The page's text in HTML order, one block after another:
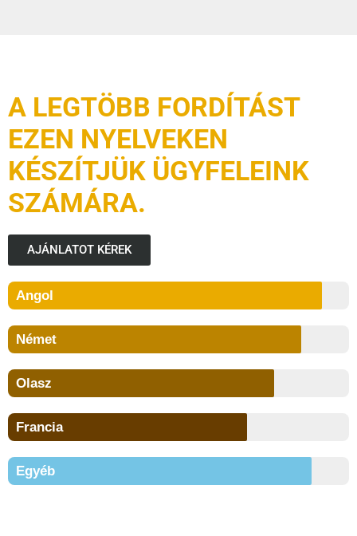
A LEGTÖBB FORDÍTÁST
EZEN NYELVEKEN
KÉSZÍTJÜK ÜGYFELEINK
SZÁMÁRA.
AJÁNLATOT KÉREK
Angol
Német
Olasz
Francia
Egyéb